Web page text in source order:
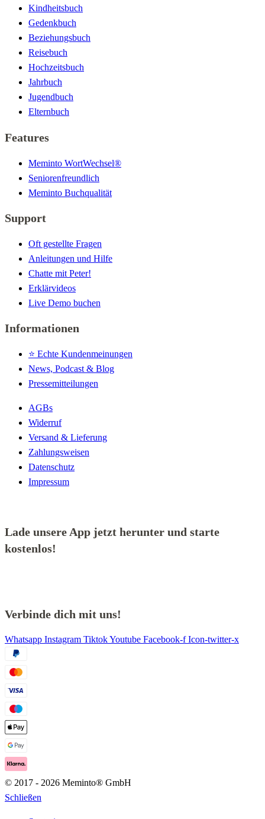
Kindheitsbuch
Gedenkbuch
Beziehungsbuch
Reisebuch
Hochzeitsbuch
Jahrbuch
Jugendbuch
Elternbuch
Features
Meminto WortWechsel®
Seniorenfreundlich
Meminto Buchqualität
Support
Oft gestellte Fragen
Anleitungen und Hilfe
Chatte mit Peter!
Erklärvideos
Live Demo buchen
Informationen
⭐️ Echte Kundenmeinungen
News, Podcast & Blog
Pressemitteilungen
AGBs
Widerruf
Versand & Lieferung
Zahlungsweisen
Datenschutz
Impressum
Lade unsere App jetzt herunter und starte
kostenlos!
Verbinde dich mit uns!
Whatsapp Instagram TiktokYoutube Facebook-f Icon-twitter-x
© 2017 - 2026 Meminto® GmbH
Schließen